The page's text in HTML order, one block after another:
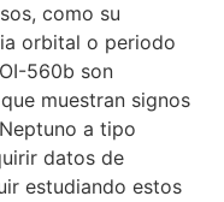
como su
orbital o periodo
560b son
muestran signos
a tipo
datos de
estudiando estos